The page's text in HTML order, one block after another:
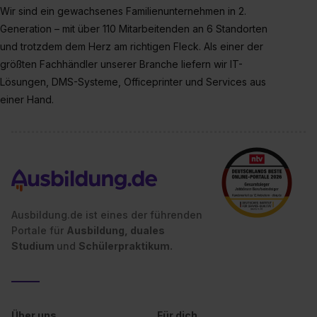
der Kategorien „Präferenzen“, „Statistiken“ und „Social
Media und Marketing“ umfasst hierbei die Einwilligung
zur Übermittlung deiner Daten in die USA (Art. 49 Abs. 1
S. 1 lit. a) DS-GVO). Die USA verfügen über kein
angemessenes Datenschutzniveau (EuGH – Schrems
II). Du kannst die von dir erteilte Einwilligung jederzeit mit
Einstellungen“ widerrufen. Weitere Informationen zu den
einzelnen Cookies findest du durch Klick auf „Details
zeigen“. Weitere Informationen:
Datenschutzerklärung ,
Wir sind ein gewachsenes Familienunternehmen in 2.
Generation – mit über 110 Mitarbeitenden an 6 Standorten
und trotzdem dem Herz am richtigen Fleck. Als einer der
größten Fachhändler unserer Branche liefern wir IT-
Lösungen, DMS-Systeme, Officeprinter und Services aus
einer Hand.
Ausbildung.de ist eines der führenden
Portale für Ausbildung, duales
Studium und Schülerpraktikum.